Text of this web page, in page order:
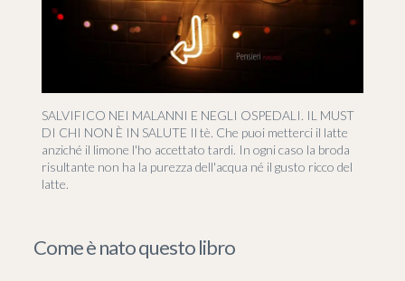
SALVIFICO NEI MALANNI E NEGLI OSPEDALI. IL MUST
DI CHI NON È IN SALUTE Il tè. Che puoi metterci il latte
anziché il limone l'ho accettato tardi. In ogni caso la broda
risultante non ha la purezza dell'acqua né il gusto ricco del
latte.
Come è nato questo libro